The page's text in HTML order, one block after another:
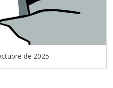
de 2025